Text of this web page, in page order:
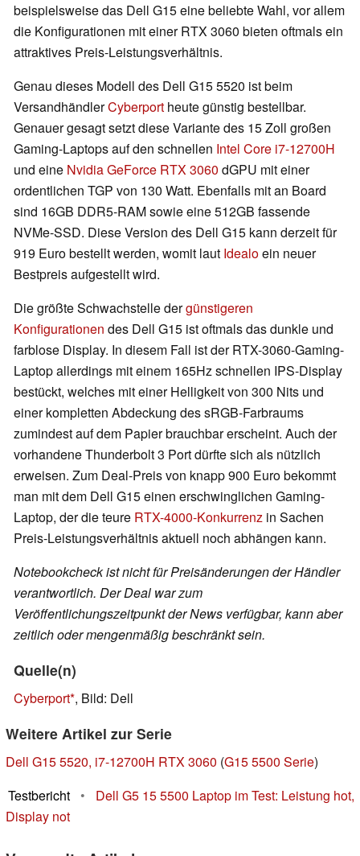
beispielsweise das Dell G15 eine beliebte Wahl, vor allem
die Konfigurationen mit einer RTX 3060 bieten oftmals ein
attraktives Preis-Leistungsverhältnis.
Genau dieses Modell des Dell G15 5520 ist beim
VersandhändlerCyberport heute günstig bestellbar.
Genauer gesagt setzt diese Variante des 15 Zoll großen
Gaming-Laptops auf den schnellen Intel Core i7-12700H
und eine Nvidia GeForce RTX 3060 dGPU mit einer
ordentlichen TGP von 130 Watt. Ebenfalls mit an Board
sind 16GB DDR5-RAM sowie eine 512GB fassende
NVMe-SSD. Diese Version des Dell G15 kann derzeit für
919 Euro bestellt werden, womit laut Idealoein neuer
Bestpreis aufgestellt wird.
Die größte Schwachstelle dergünstigeren
Konfigurationen des Dell G15 ist oftmals das dunkle und
farblose Display. In diesem Fall ist der RTX-3060-Gaming-
Laptop allerdings mit einem 165Hz schnellen IPS-Display
bestückt, welches mit einer Helligkeit von 300 Nits und
einer kompletten Abdeckung des sRGB-Farbraums
zumindest auf dem Papier brauchbar erscheint. Auch der
vorhandene Thunderbolt 3 Port dürfte sich als nützlich
erweisen. Zum Deal-Preis von knapp 900 Euro bekommt
man mit dem Dell G15 einen erschwinglichen Gaming-
Laptop, der die teure RTX-4000-Konkurrenz in Sachen
Preis-Leistungsverhältnis aktuell noch abhängen kann.
Notebookcheck ist nicht für Preisänderungen der Händler
verantwortlich. Der Deal war zum
Veröffentlichungszeitpunkt der News verfügbar, kann aber
zeitlich oder mengenmäßig beschränkt sein.
Quelle(n)
Cyberport , Bild: Dell
Weitere Artikel zur Serie
Dell G15 5520, i7-12700H RTX 3060 (G15 5500 Serie)
Testbericht
•
Dell G5 15 5500 Laptop im Test: Leistung hot,
Display not